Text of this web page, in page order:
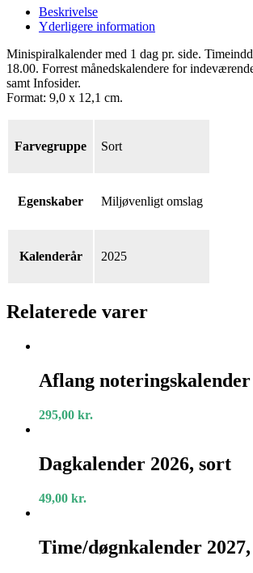
Beskrivelse
Yderligere information
Minispiralkalender med 1 dag pr. side.
18.00. Forrest månedskalendere for
samt Infosider.
Format: 9,0 x 12,1 cm.
Farvegruppe Sort
Egenskaber Miljøvenligt omslag
Kalenderår 2025
Relaterede varer
noteringskalender
2026
Aflang noteringskalender
295,00 kr.
2026,
sort
Dagkalender 2026, sort
49,00 kr.
2027,
grøn
Time/døgnkalender